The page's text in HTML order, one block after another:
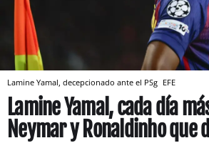
Lamine Yamal, decepcionado ante el PSg EFE
Lamine Yamal, cada día
Neymar y Ronaldinho que